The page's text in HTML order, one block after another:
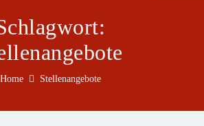
Home Stellenangebote